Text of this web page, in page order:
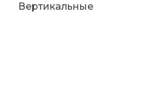
Вертикальные